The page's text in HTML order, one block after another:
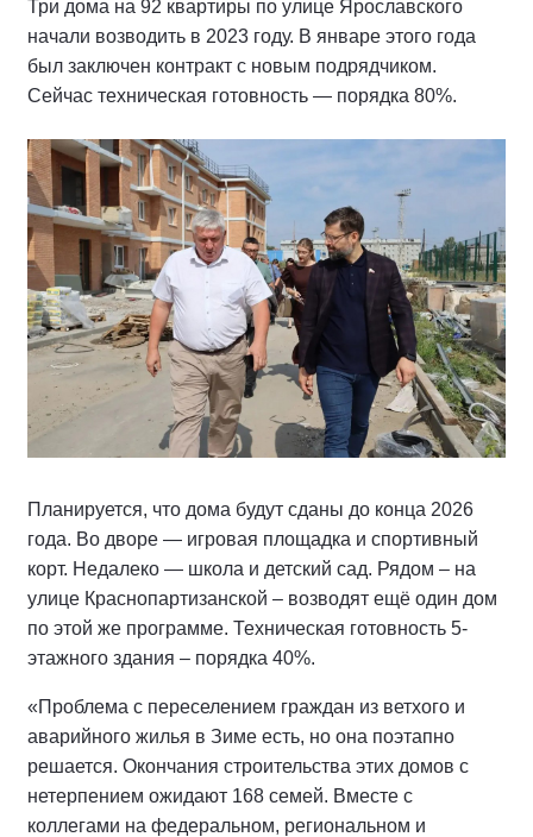
Три дома на 92 квартиры по улице Ярославского
начали возводить в 2023 году. В январе этого года
был заключен контракт с новым подрядчиком.
Сейчас техническая готовность — порядка 80%.
Планируется, что дома будут сданы до конца 2026
года. Во дворе — игровая площадка и спортивный
корт. Недалеко — школа и детский сад. Рядом – на
улице Краснопартизанской – возводят ещё один дом
по этой же программе. Техническая готовность 5-
этажного здания – порядка 40%.
«Проблема с переселением граждан из ветхого и
аварийного жилья в Зиме есть, но она поэтапно
решается. Окончания строительства этих домов с
нетерпением ожидают 168 семей. Вместе с
коллегами на федеральном, региональном и